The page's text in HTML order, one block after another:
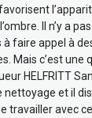
Il n’y a
faire appel à
Mais c’est une
HELFRITT
et il
travailler avec